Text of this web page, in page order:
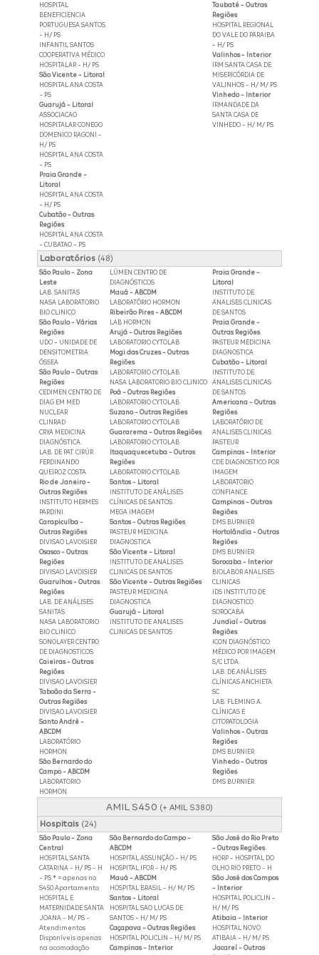
HOSPITAL
BENEFICIENCIA
PORTUGUESA SANTOS
- H/ PS
INFANTIL SANTOS
COOPERATIVA MÉDICO
HOSPITALAR - H/ PS
São Vicente - Litoral
HOSPITAL ANA COSTA
- PS
Guarujá - Litoral
ASSOCIACAO
HOSPITALAR CONEGO
DOMENICO RAGONI -
H/ PS
HOSPITAL ANA COSTA
- PS
Praia Grande -
Litoral
HOSPITAL ANA COSTA
- H/ PS
Cubatão - Outras
Regiões
HOSPITAL ANA COSTA
- CUBATAO - PS
Taubaté - Outras
Regiões
HOSPITAL REGIONAL
DO VALE DO PARAIBA
- H/ PS
Valinhos - Interior
IRM SANTA CASA DE
MISERICÓRDIA DE
VALINHOS - H/ M/ PS
Vinhedo - Interior
IRMANDADE DA
SANTA CASA DE
VINHEDO - H/ M/ PS
Laboratórios(48)
São Paulo - Zona
Leste
LAB. SANITAS
NASA LABORATORIO
BIO CLINICO
São Paulo - Várias
Regiões
UDO - UNIDADE DE
DENSITOMETRIA
ÓSSEA
São Paulo - Outras
Regiões
CEDIMEN CENTRO DE
DIAG EM MED
NUCLEAR
CLINRAD
CRYA MEDICINA
DIAGNÓSTICA.
LAB. DE PAT. CIRÚR.
FERDINANDO
QUEIROZ COSTA
Rio de Janeiro -
Outras Regiões
INSTITUTO HERMES
PARDINI.
Carapicuíba -
Outras Regiões
DIVISAO LAVOISIER
Osasco - Outras
Regiões
DIVISAO LAVOISIER
Guarulhos - Outras
Regiões
LAB. DE ANÁLISES
SANITAS
NASA LABORATORIO
BIO CLINICO
SONOLAYER CENTRO
DE DIAGNOSTICOS
Caieiras - Outras
Regiões
DIVISAO LAVOISIER
Taboão da Serra -
Outras Regiões
DIVISAO LAVOISIER
Santo André -
ABCDM
LABORATÓRIO
HORMON
São Bernardo do
Campo - ABCDM
LABORATORIO
HORMON
LÚMEN CENTRO DE
DIAGNÓSTICOS
Mauá - ABCDM
LABORATÓRIO HORMON
Ribeirão Pires - ABCDM
LAB HORMON
Arujá - Outras Regiões
LABORATORIO CYTOLAB
Mogi das Cruzes - Outras
Regiões
LABORATORIO CYTOLAB
NASA LABORATORIO BIO CLINICO
Poá - Outras Regiões
LABORATORIO CYTOLAB
Suzano - Outras Regiões
LABORATORIO CYTOLAB
Guararema - Outras Regiões
LABORATORIO CYTOLAB
Itaquaquecetuba - Outras
Regiões
LABORATORIO CYTOLAB
Santos - Litoral
INSTITUTO DE ANÁLISES
CLÍNICAS DE SANTOS.
MEGA IMAGEM
Santos - Outras Regiões
PASTEUR MEDICINA
DIAGNOSTICA
São Vicente - Litoral
INSTITUTO DE ANALISES
CLINICAS DE SANTOS
São Vicente - Outras Regiões
PASTEUR MEDICINA
DIAGNOSTICA
Guarujá - Litoral
INSTITUTO DE ANALISES
CLINICAS DE SANTOS
Praia Grande -
Litoral
INSTITUTO DE
ANALISES CLINICAS
DE SANTOS
Praia Grande -
Outras Regiões
PASTEUR MEDICINA
DIAGNOSTICA
Cubatão - Litoral
INSTITUTO DE
ANALISES CLINICAS
DE SANTOS
Americana - Outras
Regiões
LABORATÓRIO DE
ANALISES CLINICAS
PASTEUR
Campinas - Interior
CDE DIAGNOSTICO POR
IMAGEM
LABORATORIO
CONFIANCE
Campinas - Outras
Regiões
DMS BURNIER
Hortolândia - Outras
Regiões
DMS BURNIER
Sorocaba - Interior
BIOLABOR ANALISES
CLINICAS
IDS INSTITUTO DE
DIAGNOSTICO
SOROCABA
Jundiaí - Outras
Regiões
ICON DIAGNÓSTICO
MÉDICO POR IMAGEM
S/C LTDA.
LAB. DE ANÁLISES
CLÍNICAS ANCHIETA
SC
LAB. FLEMING A.
CLÍNICAS E
CITOPATOLOGIA
Valinhos - Outras
Regiões
DMS BURNIER
Vinhedo - Outras
Regiões
DMS BURNIER
AMIL S450 (+ AMIL S380)
Hospitais(24)
São Paulo - Zona
Central
HOSPITAL SANTA
CATARINA - H/ PS - H
- PS * = apenas no
S450 Apartamento
HOSPITAL E
MATERNIDADE SANTA
JOANA - M/ PS -
Atendimentos
Disponíveis apenas
na acomodação
São Bernardo do Campo -
ABCDM
HOSPITAL ASSUNÇÃO - H/ PS
HOSPITAL IFOR - H/ PS
Mauá - ABCDM
HOSPITAL BRASIL - H/ M/ PS
Santos - Litoral
HOSPITAL SAO LUCAS DE
SANTOS - H/ M/ PS
Caçapava - Outras Regiões
HOSPITAL POLICLIN - H/ M/ PS
Campinas - Interior
São José do Rio Preto
- Outras Regiões
HORP - HOSPITAL DO
OLHO RIO PRETO - H
São José dos Campos
- Interior
HOSPITAL POLICLIN -
H/ M/ PS
Atibaia - Interior
HOSPITAL NOVO
ATIBAIA - H/ M/ PS
Jacareí - Outras